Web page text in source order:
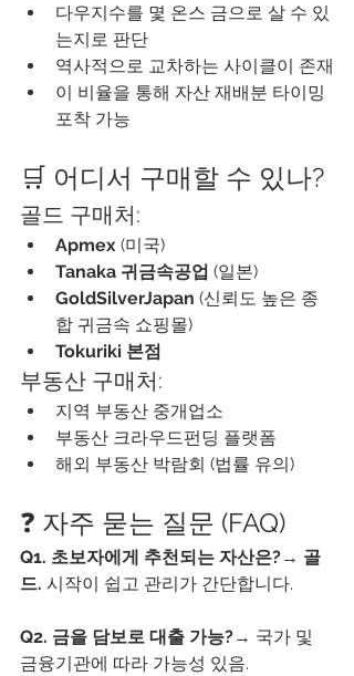
다우지수를 몇 온스 금으로 살 수 있
는지로 판단
역사적으로 교차하는 사이클이 존재
이 비율을 통해 자산 재배분 타이밍
포착 가능
🛒 어디서 구매할 수 있나?
골드 구매처:
Apmex (미국)
Tanaka 귀금속공업 (일본)
GoldSilverJapan (신뢰도 높은 종
합 귀금속 쇼핑몰)
Tokuriki 본점
부동산 구매처:
지역 부동산 중개업소
부동산 크라우드펀딩 플랫폼
해외 부동산 박람회 (법률 유의)
❓ 자주 묻는 질문 (FAQ)
Q1. 초보자에게 추천되는 자산은?→ 골
드. 시작이 쉽고 관리가 간단합니다.
Q2. 금을 담보로 대출 가능?→ 국가 및
금융기관에 따라 가능성 있음.